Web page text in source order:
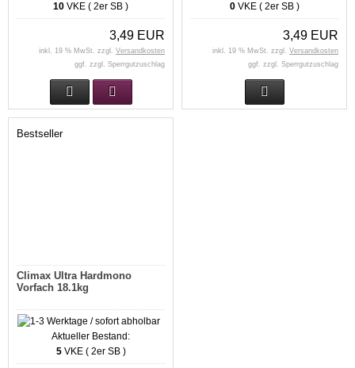
10 VKE ( 2er SB )
3,49 EUR
inkl. 19 % MwSt. zzgl. Versandkosten
ggf. zzgl. Sperrgutzuschlag
0VKE ( 2er SB )
3,49 EUR
inkl. 19 % MwSt. zzgl. Versandkosten
ggf. zzgl. Sperrgutzuschlag
Bestseller
Climax Ultra Hardmono
Vorfach 18.1kg
Aktueller Bestand:
5VKE ( 2er SB )